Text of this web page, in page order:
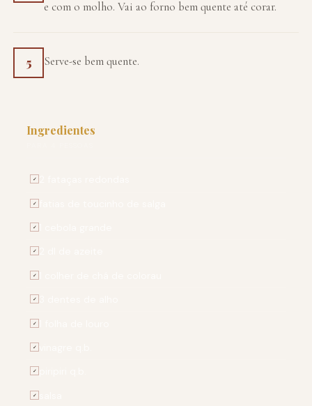
e com o molho. Vai ao forno bem quente até corar.
5 Serve-se bem quente.
Ingredientes
✓
✓
✓
✓
✓
✓
✓
✓
✓
✓